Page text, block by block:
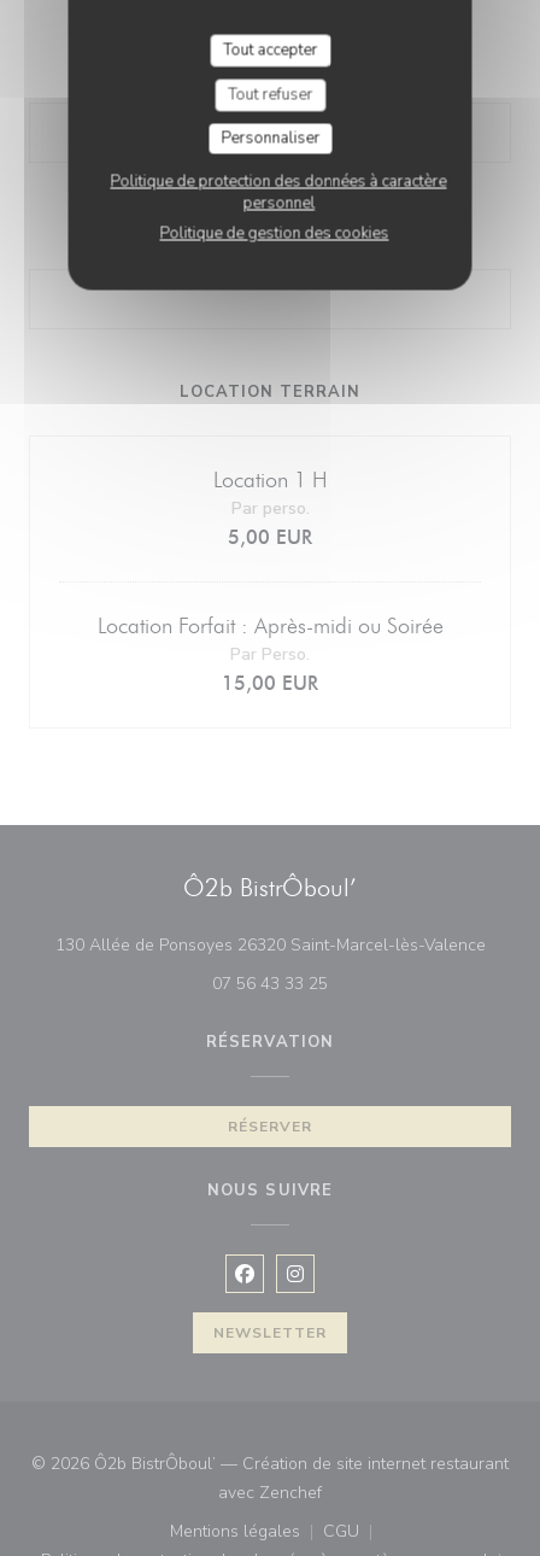
Tout accepter
Tout refuser
Personnaliser
Politique de protection des données à caractère
personnel
Politique de gestion des cookies
TAPAS
BRUNCH
LOCATION TERRAIN
Location 1 H
5,00 EUR
Par perso.
Location Forfait : Après-midi ou Soirée
15,00 EUR
Par Perso.
Ô2b BistrÔboul’
130 Allée de Ponsoyes 26320 Saint-Marcel-lès-Valence
07 56 43 33 25
RÉSERVATION
RÉSERVER
NOUS SUIVRE
Facebook ((ouvre une nouvelle
Instagram ((ouvre une
NEWSLETTER
© 2026 Ô2b BistrÔboul’ — Création de site internet restaurant
avec Zenchef((ouvre une nouvelle
Mentions légales
((ouvre une nouvelle fenêtre))
CGU
((ouvre une nouvelle